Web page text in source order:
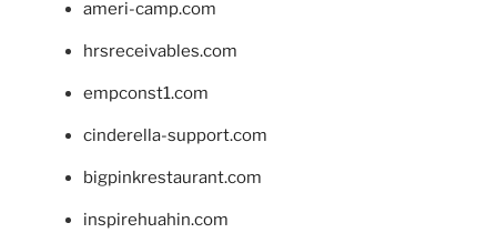
ameri-camp.com
hrsreceivables.com
empconst1.com
cinderella-support.com
bigpinkrestaurant.com
inspirehuahin.com